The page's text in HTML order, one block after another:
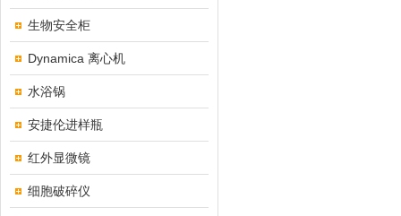
生物安全柜
Dynamica 离心机
水浴锅
安捷伦进样瓶
红外显微镜
细胞破碎仪